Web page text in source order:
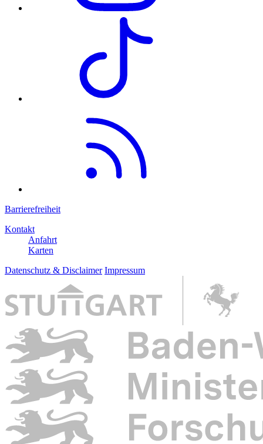
Barrierefreiheit
Kontakt
Anfahrt
Karten
Datenschutz & Disclaimer Impressum